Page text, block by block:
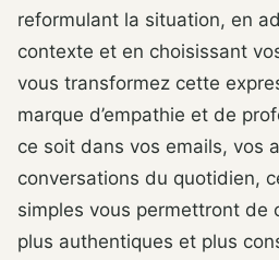
reformulant la situation, en
contexte et en choisissant
vous transformez cette
marque d’empathie et de
ce soit dans vos emails, vos
conversations du quotidien,
simples vous permettront de
plus authentiques et plus